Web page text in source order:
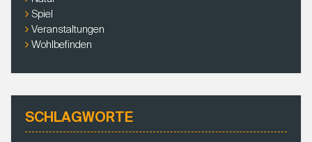
Spiel
Veranstaltungen
Wohlbefinden
SCHLAGWORTE